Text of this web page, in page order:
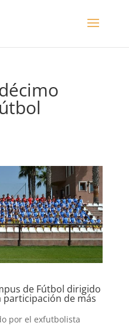
de Fútbol dirigido
participación de más
por el exfutbolista